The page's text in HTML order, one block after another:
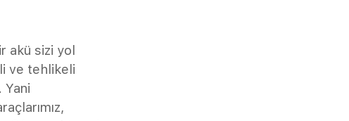
akü sizi yol
ve tehlikeli
Yani